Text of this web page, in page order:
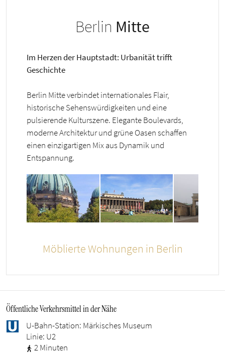
Berlin Mitte
Im Herzen der Hauptstadt: Urbanität trifft
Geschichte
Berlin Mitte verbindet internationales Flair,
historische Sehenswürdigkeiten und eine
pulsierende Kulturszene. Elegante Boulevards,
moderne Architektur und grüne Oasen schaffen
einen einzigartigen Mix aus Dynamik und
Entspannung.
Möblierte Wohnungen in Berlin
Öffentliche Verkehrsmittel in der Nähe
U-Bahn-Station: Märkisches Museum
Linie: U2
2 Minuten